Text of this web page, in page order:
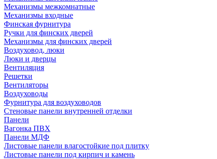
Механизмы межкомнатные
Механизмы входные
Финская фурнитура
Ручки для финских дверей
Механизмы для финских дверей
Воздуховод, люки
Люки и дверцы
Вентиляция
Решетки
Вентиляторы
Воздуховоды
Фурнитура для воздуховодов
Стеновые панели внутренней отделки
Панели
Вагонка ПВХ
Панели МДФ
Листовые панели влагостойкие под плитку
Листовые панели под кирпич и камень